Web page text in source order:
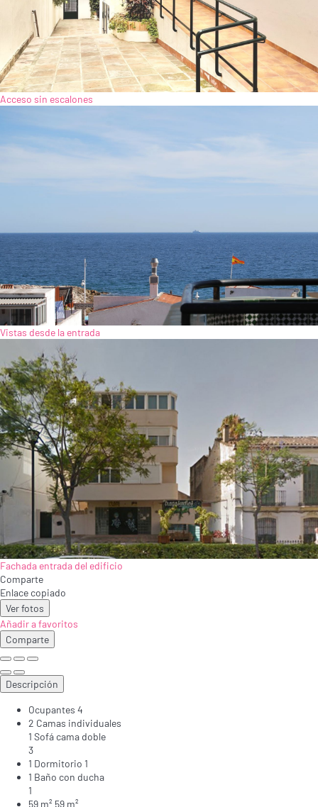
Acceso sin escalones
Vistas desde la entrada
Fachada entrada del edificio
Comparte
Enlace copiado
Ver fotos
Añadir a favoritos
Comparte
Descripción
Ocupantes 4
2 Camas individuales
1 Sofá cama doble
3
1 Dormitorio 1
1 Baño con ducha
1
59 m² 59 m²